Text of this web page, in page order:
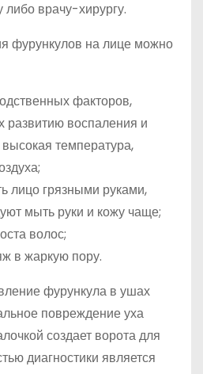
либо врачу-хирургу.
фурункулов на лице можно
факторов,
развитию воспаления и
температура,
лицо грязными руками,
мыть руки и кожу чаще;
волос;
в жаркую пору.
фурункула в ушах
повреждение уха
создает ворота для
диагностики является